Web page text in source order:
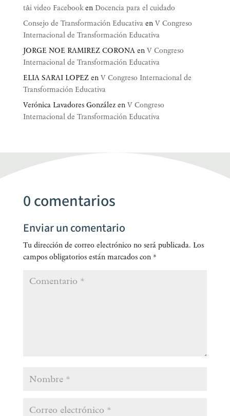
tải video Facebooken Docencia para el cuidado
Consejo de Transformación Educativaen V Congreso
Internacional de Transformación Educativa
JORGE NOE RAMIREZ CORONAen V Congreso
Internacional de Transformación Educativa
ELIA SARAI LOPEZen V Congreso Internacional de
Transformación Educativa
Verónica Lavadores Gonzálezen V Congreso
Internacional de Transformación Educativa
0 comentarios
Enviar un comentario
Tu dirección de correo electrónico no será publicada. Los
campos obligatorios están marcados con *